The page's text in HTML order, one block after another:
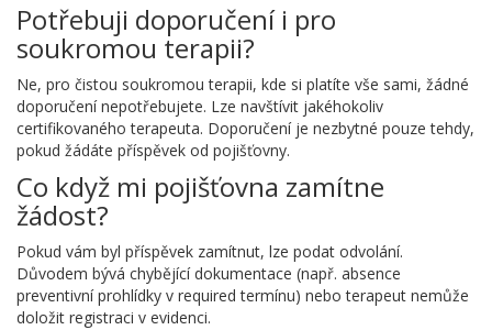
Potřebuji doporučení i pro
soukromou terapii?
Ne, pro čistou soukromou terapii, kde si platíte vše sami, žádné
doporučení nepotřebujete. Lze navštívit jakéhokoliv
certifikovaného terapeuta. Doporučení je nezbytné pouze tehdy,
pokud žádáte příspěvek od pojišťovny.
Co když mi pojišťovna zamítne
žádost?
Pokud vám byl příspěvek zamítnut, lze podat odvolání.
Důvodem bývá chybějící dokumentace (např. absence
preventivní prohlídky v required termínu) nebo terapeut nemůže
doložit registraci v evidenci.